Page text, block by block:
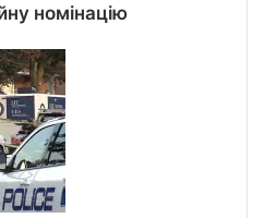
номінацію